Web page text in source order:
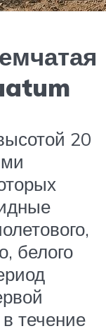
20
белого
течение